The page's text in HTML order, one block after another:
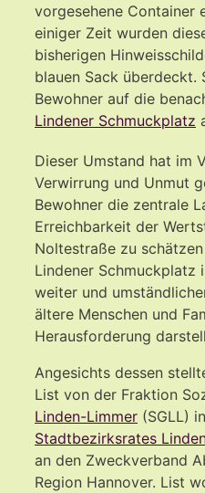
vorgesehene Container
einiger Zeit wurden
bisherigen
blauen Sack überdeckt.
Bewohner auf die
Lindener Schmuckplatz
Dieser Umstand hat im
Verwirrung und Unmut
Bewohner die zentrale
Erreichbarkeit der
Noltestraße zu
Lindener Schmuckplatz
weiter und
ältere Menschen und
Herausforderung
Angesichts dessen
List von der Fraktion
Linden-Limmer (SGLL)
Stadtbezirksrates
an den Zweckverband
Region Hannover. List